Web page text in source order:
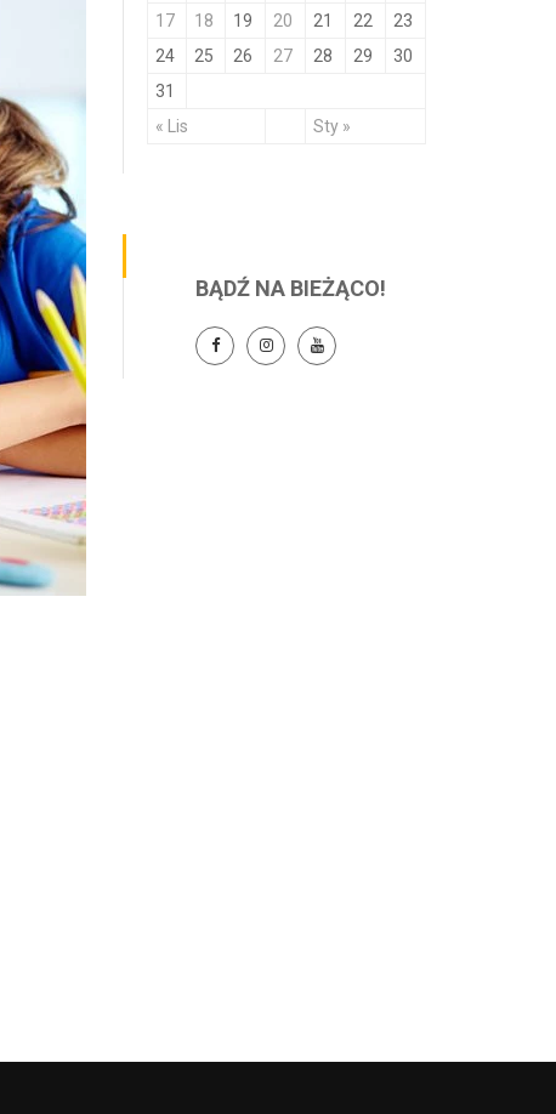
« Lis Sty »
17
18 19 20 21 22
23
24
25 26 27 28 29
30
31
BĄDŹ NA BIEŻĄCO!